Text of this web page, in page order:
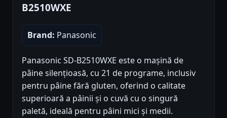
B2510WXE
Brand: Panasonic
Panasonic SD-B2510WXE este o mașină de
pâine silențioasă, cu 21 de programe, inclusiv
pentru pâine fără gluten, oferind o calitate
superioară a pâinii și o cuvă cu o singură
paletă, ideală pentru pâini mici și medii.